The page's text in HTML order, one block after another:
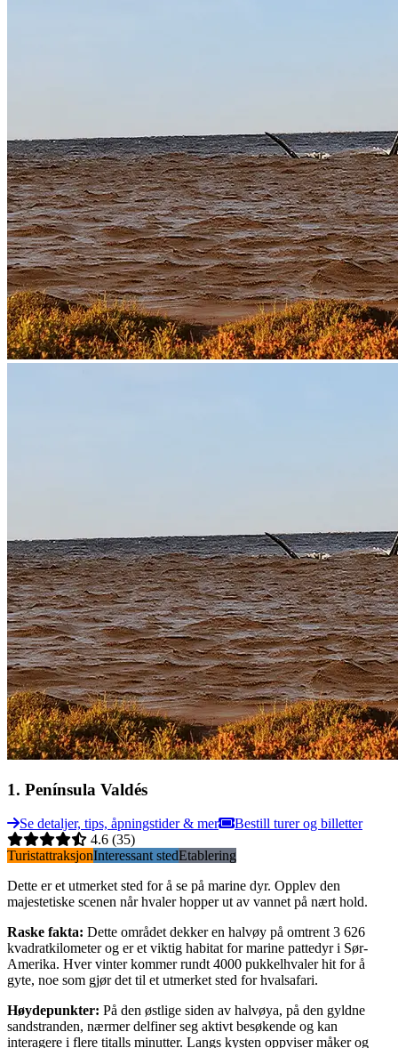
1. Península Valdés
Se detaljer, tips, åpningstider & mer
Bestill turer og billetter
4.6 (35)
TuristattraksjonInteressant stedEtablering
Dette er et utmerket sted for å se på marine dyr. Opplev den
majestetiske scenen når hvaler hopper ut av vannet på nært hold.
Raske fakta: Dette området dekker en halvøy på omtrent 3 626
kvadratkilometer og er et viktig habitat for marine pattedyr i Sør-
Amerika. Hver vinter kommer rundt 4000 pukkelhvaler hit for å
gyte, noe som gjør det til et utmerket sted for hvalsafari.
Høydepunkter: På den østlige siden av halvøya, på den gyldne
sandstranden, nærmer delfiner seg aktivt besøkende og kan
interagere i flere titalls minutter. Langs kysten oppviser måker og